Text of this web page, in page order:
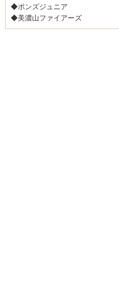
◆ポンズジュニア
◆美濃山ファイアーズ